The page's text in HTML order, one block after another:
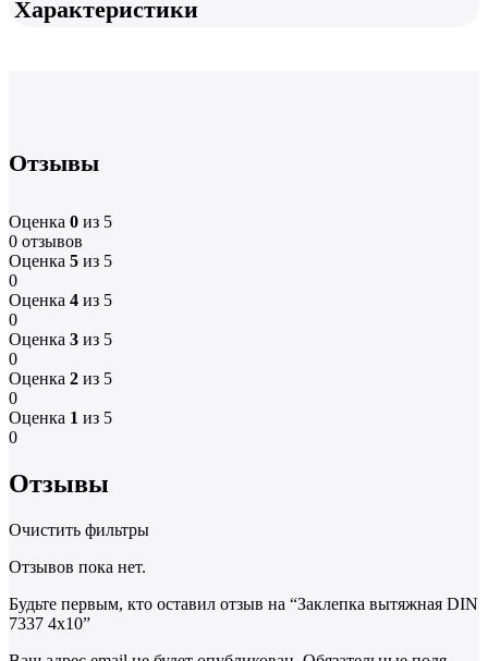
Характеристики
Отзывы
Оценка 0 из 5
0 отзывов
Оценка 5 из 5
0
Оценка 4 из 5
0
Оценка 3 из 5
0
Оценка 2 из 5
0
Оценка 1 из 5
0
Отзывы
Очистить фильтры
Отзывов пока нет.
Будьте первым, кто оставил отзыв на “Заклепка вытяжная DIN
7337 4х10”